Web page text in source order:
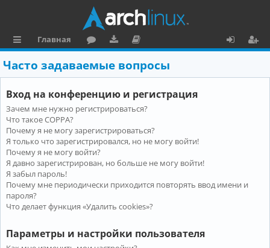
ы
л
к
и
Главная
ру
м
ру
зк
и
ку
м
е
н
та
ц
и
я
о
и
Часто задаваемые вопросы
Вход на конференцию и регистрация
Зачем мне нужно регистрироваться?
Что такое COPPA?
Почему я не могу зарегистрироваться?
Я только что зарегистрировался, но не могу войти!
Почему я не могу войти?
Я давно зарегистрирован, но больше не могу войти!
Я забыл пароль!
Почему мне периодически приходится повторять ввод имени и
пароля?
Что делает функция «Удалить cookies»?
Параметры и настройки пользователя